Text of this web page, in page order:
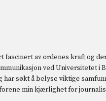
av ordenes kraft og
ved Universitetet i
søkt å belyse viktige
min kjærlighet for